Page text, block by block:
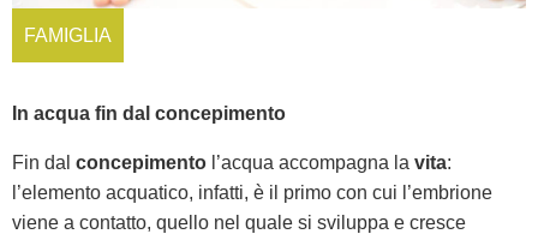
FAMIGLIA
In acqua fin dal concepimento
Fin dal concepimento l’acqua accompagna la vita:
l’elemento acquatico, infatti, è il primo con cui l’embrione
viene a contatto, quello nel quale si sviluppa e cresce